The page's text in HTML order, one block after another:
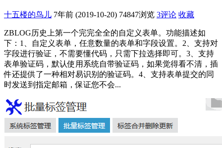
十五楼的鸟儿 7年前 (2019-10-20) 74847浏览 3评论 收藏
ZBLOG历史上第一个完完全全的自定义表单。功能描述如
下：1、自定义表单，任意数量的表单和字段设置。2、支持对
字段进行验证，不需要懂代码，只需下拉选择即可。3、支持
表单验证码，默认使用系统自带验证码，如果觉得看不清，插
件还提供了一种相对易识别的验证码。4、支持表单提交的同
时发送到指定邮箱，保证您不会...